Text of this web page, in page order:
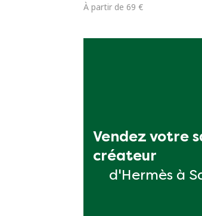
À partir de 69 €
Vendez votre
créateur
d'Hermès à